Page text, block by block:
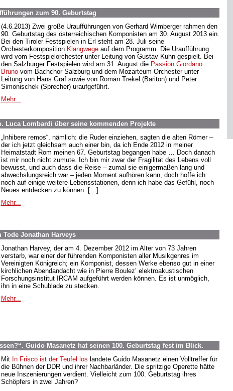
zum 90. Geburtstag
(4.6.2013) Zwei große Uraufführungen von Gerhard Wimberger rahmen den
90. Geburtstag des österreichischen Komponisten am 30. August 2013 ein.
Bei den Tiroler Festspielen in Erl steht am 28. Juli seine
Orchesterkomposition Klangwegeauf dem Programm. Die Uraufführung
wird vom Festspielorchester unter Leitung von Gustav Kuhn gespielt. Bei
den Salzburger Festspielen wird am 31. August die Passion Giordano
Brunovom Bachchor Salzburg und dem Mozarteum-Orchester unter
Leitung von Hans Graf sowie von Roman Trekel (Bariton) und Peter
Simonischek (Sprecher) uraufgeführt.
Mehr...
Luca Lombardi über seine kommenden Projekte
„Inhibere remos“, nämlich: die Ruder einziehen, sagten die alten Römer –
der ich jetzt gleichsam auch einer bin, da ich Ende 2012 in meiner
Heimatstadt Rom meinen 67. Geburtstag begangen habe … Doch danach
ist mir noch nicht zumute. Ich bin mir zwar der Fragilität des Lebens voll
bewusst, und auch dass die Reise – zumal sie einigermaßen lang und
abwechslungsreich war – jeden Moment aufhören kann, doch hoffe ich
noch auf einige weitere Lebensstationen, denn ich habe das Gefühl, noch
Neues entdecken zu können. […]
Mehr...
Tode Jonathan Harveys
Jonathan Harvey, der am 4. Dezember 2012 im Alter von 73 Jahren
verstarb, war einer der führenden Komponisten aller Musikgenres im
Vereinigten Königreich; ein Komponist, dessen Werke ebenso gut in einer
kirchlichen Abendandacht wie in Pierre Boulez’ elektroakustischen
Forschungsinstitut IRCAM aufgeführt werden können. Es ist unmöglich,
ihn in eine Schublade zu stecken.
Mehr...
Guido Masanetz hat seinen 100. Geburtstag fest im Blick.
Mit In Frisco ist der Teufel los landete Guido Masanetz einen Volltreffer für
die Bühnen der DDR und ihrer Nachbarländer. Die spritzige Operette hätte
neue Inszenierungen verdient. Vielleicht zum 100. Geburtstag ihres
Schöpfers in zwei Jahren?